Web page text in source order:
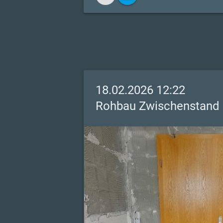
18.02.2026 12:22
Rohbau Zwischenstand